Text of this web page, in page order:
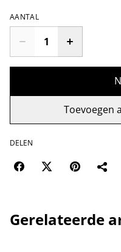
AANTAL
Toevoegen
DELEN
Gerelateerde